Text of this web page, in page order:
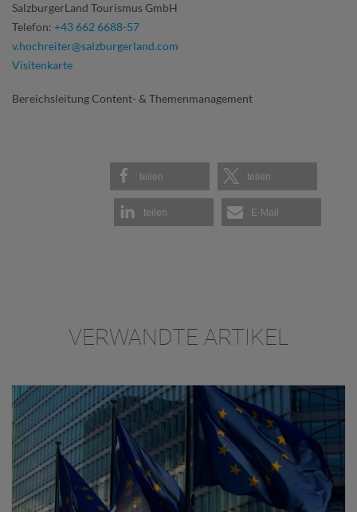
SalzburgerLand Tourismus GmbH
Telefon: +43 662 6688-57
v.hochreiter@salzburgerland.com
Visitenkarte
Bereichsleitung Content- & Themenmanagement
teilen teilen
teilen E-Mail
VERWANDTE ARTIKEL